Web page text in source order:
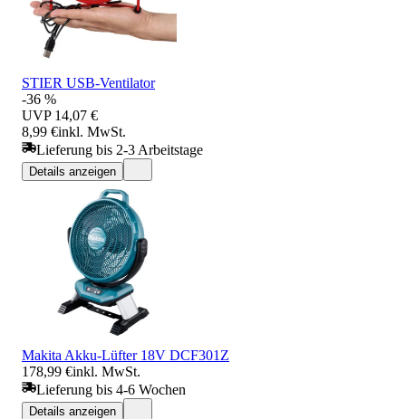
STIER USB-Ventilator
-36 %
UVP 14,07 €
8,99 €inkl. MwSt.
Lieferung bis 2-3 Arbeitstage
Details anzeigen
Makita Akku-Lüfter 18V DCF301Z
178,99 €inkl. MwSt.
Lieferung bis 4-6 Wochen
Details anzeigen